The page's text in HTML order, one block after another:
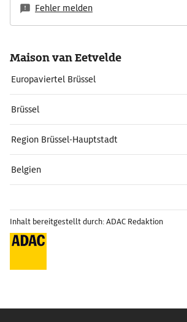
Fehler melden
Maison van Eetvelde
Europaviertel Brüssel
Brüssel
Region Brüssel-Hauptstadt
Belgien
Inhalt bereitgestellt durch: ADAC Redaktion